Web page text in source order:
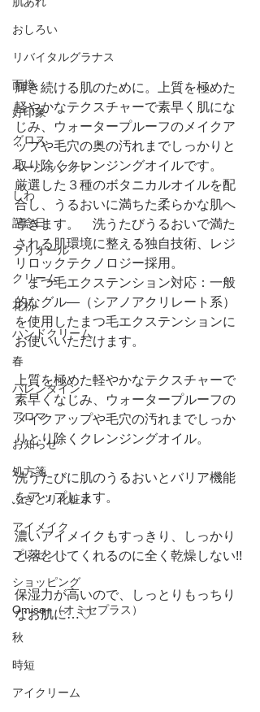
おしろい
リバイタルグラナス
面接
好印象
グロス
ベーシックケア
しわ
記念日
プリオール
クリーム
花粉
ハンドクリーム
春
バレンタイン
アロマ
お知らせ
処方箋
ふきとり化粧水
アイメイク
プレゼント
ショッピング
Omise+（オミセプラス）
秋
時短
アイクリーム
輝き続ける肌のために。上質を極めた
軽やかなテクスチャーで素早く肌にな
じみ、ウォータープルーフのメイクア
ップや毛穴の奥の汚れまでしっかりと
取り除くクレンジングオイルです。
厳選した３種のボタニカルオイルを配
合し、うるおいに満ちた柔らかな肌へ
導きます。　洗うたびうるおいで満た
される肌環境に整える独自技術、レジ
リロックテクノロジー採用。
まつ毛エクステンション対応：一般
的なグル―（シアノアクリレート系）
を使用したまつ毛エクステンションに
お使いいただけます。
上質を極めた軽やかなテクスチャーで
素早くなじみ、ウォータープルーフの
メイクアップや毛穴の汚れまでしっか
りとり除くクレンジングオイル。
洗うたびに肌のうるおいとバリア機能
をアップします。
濃いアイメイクもすっきり、しっかり
と落としてくれるのに全く乾燥しない!!
保湿力が高いので、しっとりもっちり
なお肌に…♡